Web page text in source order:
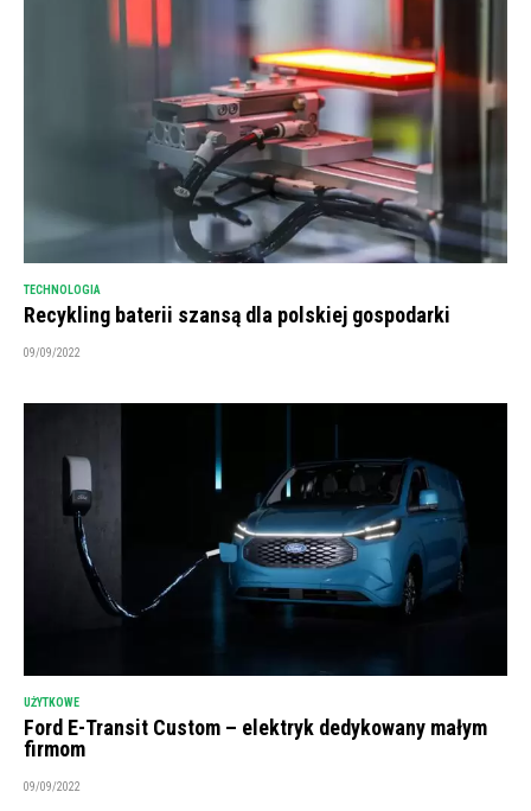
TECHNOLOGIA
Recykling baterii szansą dla polskiej gospodarki
09/09/2022
UŻYTKOWE
Ford E-Transit Custom – elektryk dedykowany małym
firmom
09/09/2022